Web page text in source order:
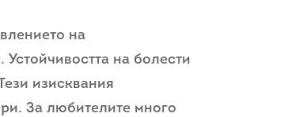
на
на болести
изисквания
За любителите много